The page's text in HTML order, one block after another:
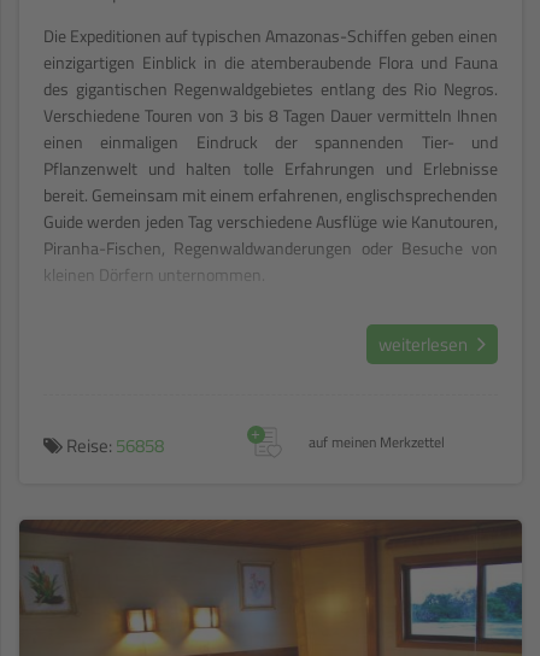
Die Expeditionen auf typischen Amazonas-Schiffen geben einen
einzigartigen Einblick in die atemberaubende Flora und Fauna
des gigantischen Regenwaldgebietes entlang des Rio Negros.
Verschiedene Touren von 3 bis 8 Tagen Dauer vermitteln Ihnen
einen einmaligen Eindruck der spannenden Tier- und
Pflanzenwelt und halten tolle Erfahrungen und Erlebnisse
bereit. Gemeinsam mit einem erfahrenen, englischsprechenden
Guide werden jeden Tag verschiedene Ausflüge wie Kanutouren,
Piranha-Fischen, Regenwaldwanderungen oder Besuche von
kleinen Dörfern unternommen.
weiterlesen
Reise: 56858 auf meinen Merkzettel
+